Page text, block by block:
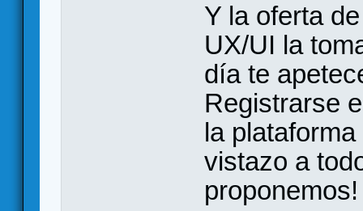
Y la oferta
UX/UI la
día te
Registrarse
la
vistazo a
proponemos!